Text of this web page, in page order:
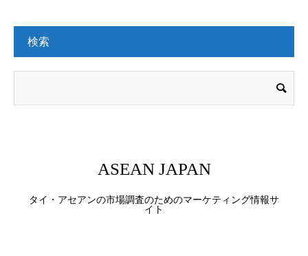
検索
ASEAN JAPAN
タイ・アセアンの市場調査のためのマーケティング情報サ
イト